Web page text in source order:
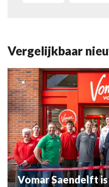
Vergelijkbaar
Vomar Saendelft